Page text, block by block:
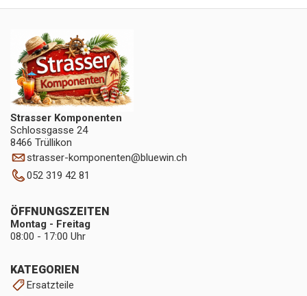
Strasser Komponenten
Schlossgasse 24
8466 Trüllikon
strasser-komponenten@bluewin.ch
052 319 42 81
KATEGORIEN
Ersatzteile
ÖFFNUNGSZEITEN
Montag - Freitag
08:00 - 17:00 Uhr